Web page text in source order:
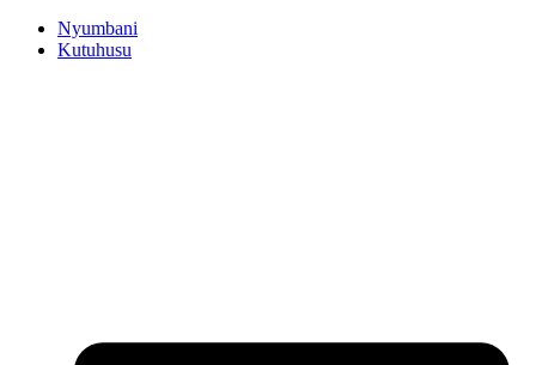
Nyumbani
Kutuhusu